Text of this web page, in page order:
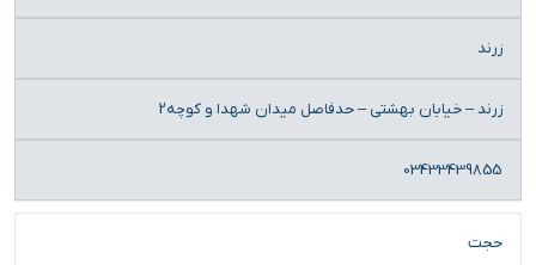
زرند
زرند – خیابان بهشتی – حدفاصل میدان شهدا و کوچه2
03433439855
حجت